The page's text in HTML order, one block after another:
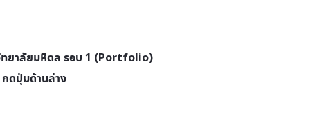
ยาลัยมหิดล รอบ 1 (Portfolio)
ดปุ่มด้านล่าง